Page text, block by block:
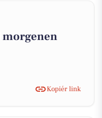
morgenen
Kopiér link